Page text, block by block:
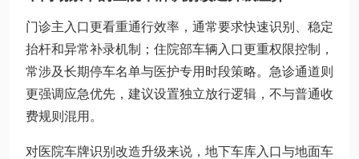
门诊主入口更看重通行效率，通常要求快速识别、稳定
抬杆和异常补录机制；住院部车辆入口更重权限控制，
常涉及长期停车名单与医护专用时段策略。急诊通道则
更强调应急优先，建议设置独立放行逻辑，不与普通收
费规则混用。
对医院车牌识别改造升级来说，地下车库入口与地面车